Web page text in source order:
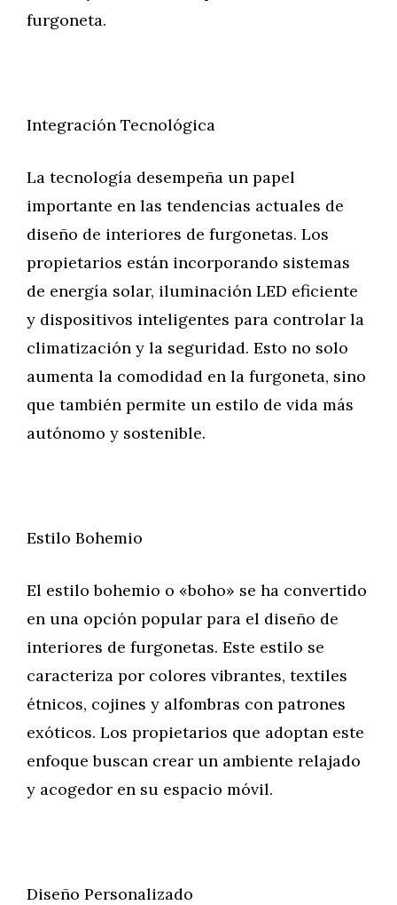
furgoneta.
Integración Tecnológica
La tecnología desempeña un papel
importante en las tendencias actuales de
diseño de interiores de furgonetas. Los
propietarios están incorporando sistemas
de energía solar, iluminación LED eficiente
y dispositivos inteligentes para controlar la
climatización y la seguridad. Esto no solo
aumenta la comodidad en la furgoneta, sino
que también permite un estilo de vida más
autónomo y sostenible.
Estilo Bohemio
El estilo bohemio o «boho» se ha convertido
en una opción popular para el diseño de
interiores de furgonetas. Este estilo se
caracteriza por colores vibrantes, textiles
étnicos, cojines y alfombras con patrones
exóticos. Los propietarios que adoptan este
enfoque buscan crear un ambiente relajado
y acogedor en su espacio móvil.
Diseño Personalizado